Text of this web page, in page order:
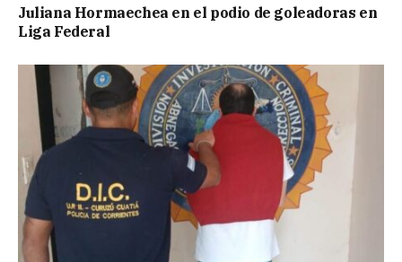
Juliana Hormaechea en el podio de goleadoras en
Liga Federal